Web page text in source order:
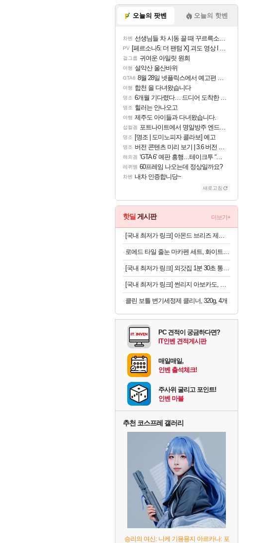
오늘의 팟벤 오늘의 핫벤
차벤 선생님들 차 시동 끌 때 꾸르륵소리나는데
PV [페르소나5: 더 팬텀 X] 괴도 영상 l 타카마키 안·댄싱 스타
걸그룹 귀여운 아일릿 원희
여행 설악산 울산바위
GTA6 8월 28일 넷플릭스에서 예고편 공개 예정
여행 합천 을 다녀왔습니다
명조 6개월 기다렸다… 드디어 도착한 치사 메신저백! 실물 후기
명조 힐러는 안나오고
여행 제주도 아이들과 다녀왔습니다.
섭컬겜 포트나이트에서 명일방주 엔드필드 [펠리카] 판매 예정
명조 [명조 | 도미노피자 콜라보] 예고
명조 버전 콘텐츠 미리 보기 | 3.6 버전 「신기루 속 등불 그림자, 속세에 깃든 검의 결심」이 8월 20일에 업데이트됩니다!
해외겜 ‘GTA 6’ 예판 흥행…테이크투 “내부 예상 크게 넘어”
레퀴엠 60프레임 나오는데 정상일까요?
차벤 내차 인증합니당~
새로고침
핫딜 게시판 더보기+
[국내 최저가 링크] 아몬드 브리즈 제로슈가, 초콜릿, 190ml, 24팩
로에드 타일 줄눈 마카펜 세트, 화이트, 5P, 1세트
[국내 최저가 링크] 외갓집 1분 30초 통등심 돈까스, 650g, 1팩
[국내 최저가 링크] 썬리지 아보카도, 생과, 중대과, 10과, 1박스
클린 보틀 변기세정제 클리너, 320g, 4개
PC 견적이 궁금하다면?
IT인벤 견적게시판
매일매일,
인벤 출석체크!
주사위 굴리고 포인트!
인벤 마블
추천 코스프레 갤러리
승리의 여신: 니케 기묭묭지 아르카나: 포